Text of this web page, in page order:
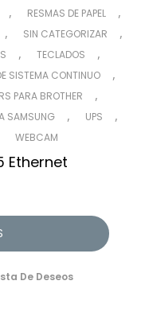
, RESMAS DE PAPEL ,
, SIN CATEGORIZAR ,
, TECLADOS ,
SISTEMA CONTINUO ,
PARA BROTHER ,
SAMSUNG , UPS ,
WEBCAM
Ethernet
De Deseos